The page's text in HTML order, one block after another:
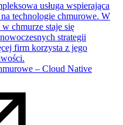
usługa wspierająca
technologie chmurowe. W
chmurze staje się
strategii
firm korzysta z jego
– Cloud Native